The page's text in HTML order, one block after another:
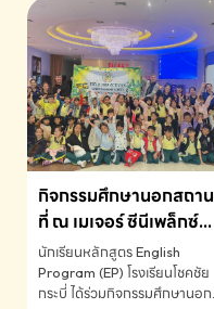
กิจกรรมศึกษานอกสถาน
ที่ ณ เมเจอร์ ซีนีเพล็กซ์
ระดับประถมศึกษา (EP.1-
6)
นักเรียนหลักสูตร English
Program (EP) โรงเรียนโชคชัย
กระบี่ ได้ร่วมกิจกรรมศึกษานอก